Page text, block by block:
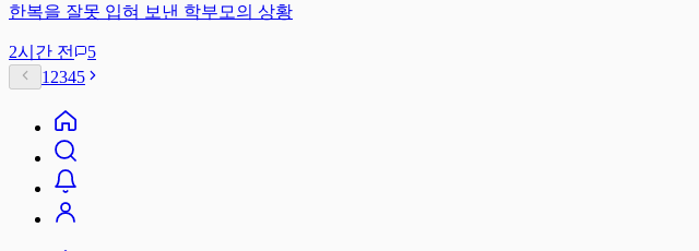
한복을 잘못 입혀 보낸 학부모의 상황
2시간 전
5
1 2345